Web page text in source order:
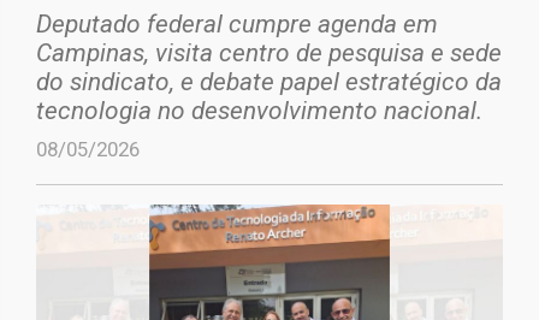
Deputado federal cumpre agenda em
Campinas, visita centro de pesquisa e sede
do sindicato, e debate papel estratégico da
tecnologia no desenvolvimento nacional.
08/05/2026